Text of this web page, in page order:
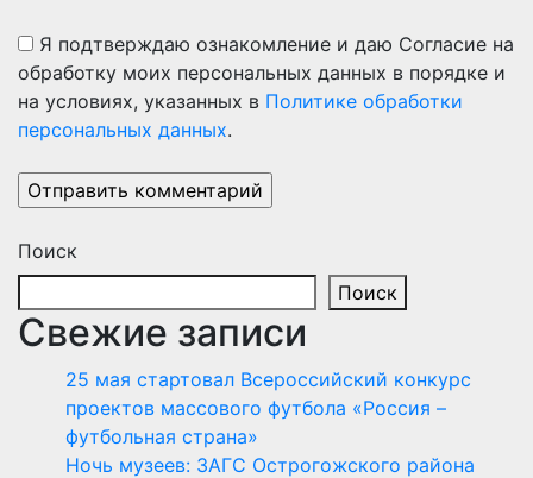
Я подтверждаю ознакомление и даю Согласие на
обработку моих персональных данных в порядке и
на условиях, указанных в Политике обработки
персональных данных.
Поиск
Поиск
Свежие записи
25 мая стартовал Всероссийский конкурс
проектов массового футбола «Россия –
футбольная страна»
Ночь музеев: ЗАГС Острогожского района